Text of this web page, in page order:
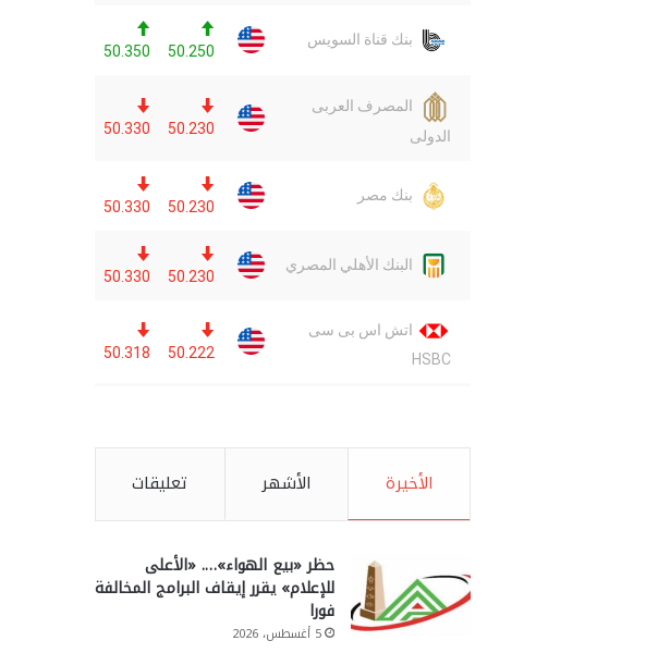
الأخيرة الأشهر تعليقات
حظر «بيع الهواء»…. «الأعلى
للإعلام» يقرر إيقاف البرامج المخالفة
فورا
5 أغسطس، 2026